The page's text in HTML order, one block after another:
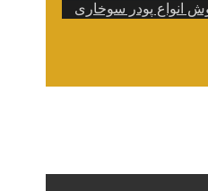
انواع پودر سوخاری